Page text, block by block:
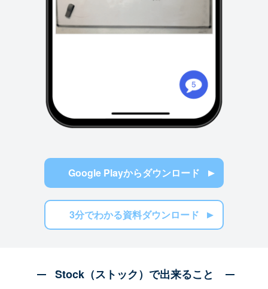
Google Playからダウンロード
3分でわかる資料ダウンロード
Stock（ストック）で出来ること